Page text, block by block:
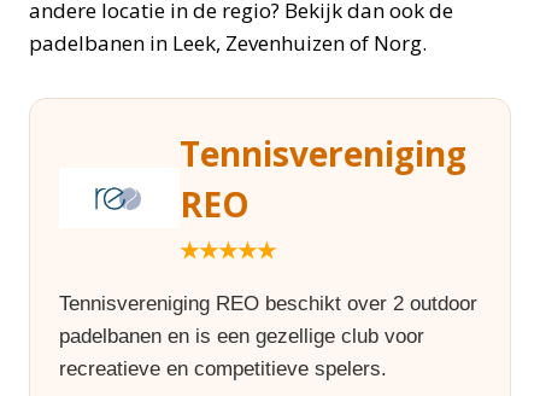
andere locatie in de regio? Bekijk dan ook de
padelbanen in Leek, Zevenhuizen of Norg.
Tennisvereniging
REO
★★★★★
Tennisvereniging REO beschikt over 2 outdoor
padelbanen en is een gezellige club voor
recreatieve en competitieve spelers.